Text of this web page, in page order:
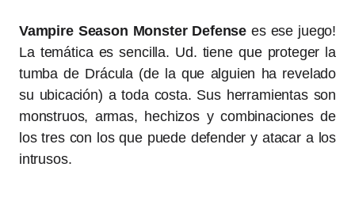
Vampire Season Monster Defense es ese juego!
La temática es sencilla. Ud. tiene que proteger la
tumba de Drácula (de la que alguien ha revelado
su ubicación) a toda costa. Sus herramientas son
monstruos, armas, hechizos y combinaciones de
los tres con los que puede defender y atacar a los
intrusos.